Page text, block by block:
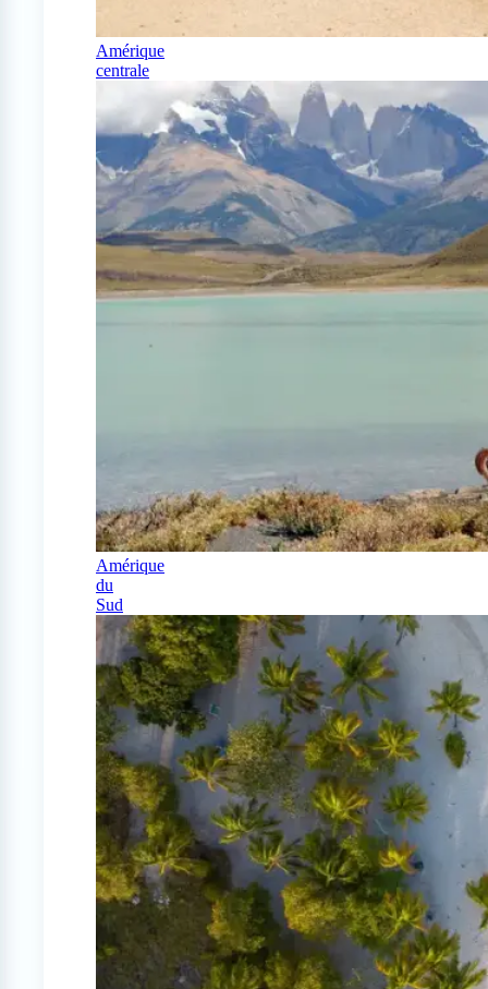
Amérique
centrale
Amérique
du
Sud